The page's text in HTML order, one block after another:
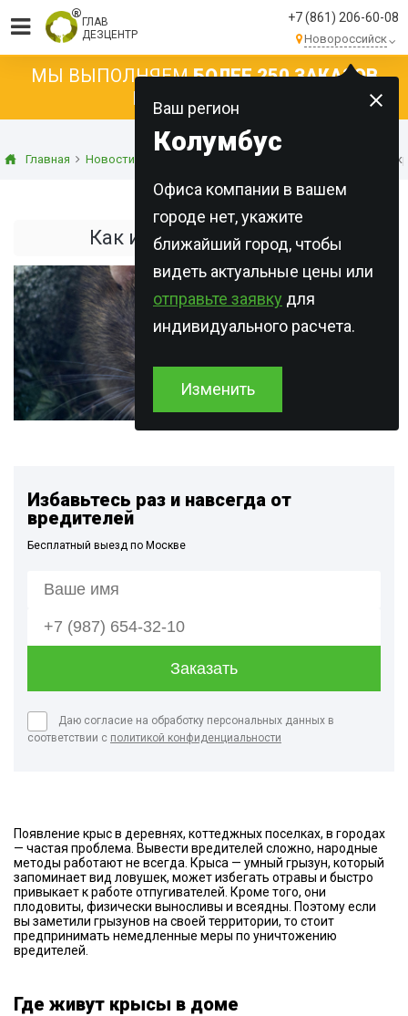
ГЛАВ
ДЕЗЦЕНТР
+7 (861) 206-60-08
Новороссийск
Ваш регион
Колумбус
Офиса компании в вашем
городе нет, укажите
ближайший город, чтобы
видеть актуальные цены или
отправьте заявку для
индивидуального расчета.
Изменить
МЫ ВЫПОЛНЯЕМБОЛЕЕ 250 ЗАКАЗОВ
КАЖДЫЙ ДЕНЬ!
Главная Новости Статьи о дератизации Как избавиться от
Как избавиться от крыс
Избавьтесь раз и навсегда от
вредителей
Бесплатный выезд по Москве
Даю согласие на обработку персональных данных в
соответствии с политикой конфиденциальности
Появление крыс в деревнях, коттеджных поселках, в городах
— частая проблема. Вывести вредителей сложно, народные
методы работают не всегда. Крыса — умный грызун, который
запоминает вид ловушек, может избегать отравы и быстро
привыкает к работе отпугивателей. Кроме того, они
плодовиты, физически выносливы и всеядны. Поэтому если
вы заметили грызунов на своей территории, то стоит
предпринимать немедленные меры по уничтожению
вредителей.
Где живут крысы в доме